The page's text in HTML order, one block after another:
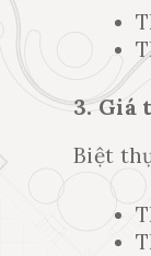
3. Giá
Biệt